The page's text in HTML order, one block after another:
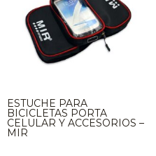
ESTUCHE PARA
BICICLETAS PORTA
CELULAR Y ACCESORIOS –
MIR